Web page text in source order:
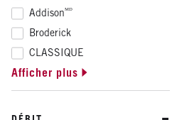
Addisonᴹᴰ
Broderick
CLASSIQUE
CORANTO
CORDOVA
Cassidy
Afficher plus